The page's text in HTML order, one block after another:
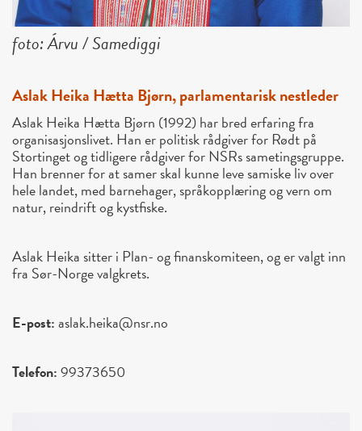
foto: Árvu / Samediggi
Aslak Heika Hætta Bjørn, parlamentarisk nestleder
Aslak Heika Hætta Bjørn (1992) har bred erfaring fra
organisasjonslivet. Han er politisk rådgiver for Rødt på
Stortinget og tidligere rådgiver for NSRs sametingsgruppe.
Han brenner for at samer skal kunne leve samiske liv over
hele landet, med barnehager, språkopplæring og vern om
natur, reindrift og kystfiske.
Aslak Heika sitter i Plan- og finanskomiteen, og er valgt inn
fra Sør-Norge valgkrets.
E-post:aslak.heika@nsr.no
Telefon:99373650